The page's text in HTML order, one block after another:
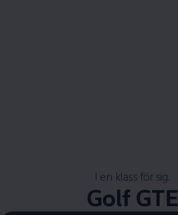
I en klass för sig.
Golf GTE